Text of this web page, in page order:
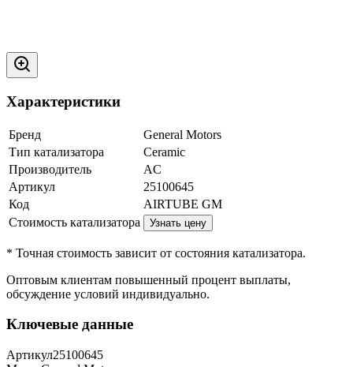
Характеристики
Бренд
General Motors
Тип катализатора
Ceramic
Производитель
AC
Артикул
25100645
Код
AIRTUBE GM
Стоимость катализатора
Узнать цену
* Точная стоимость зависит от состояния катализатора.
Оптовым клиентам повышенный процент выплаты,
обсуждение условий индивидуально.
Ключевые данные
Артикул25100645